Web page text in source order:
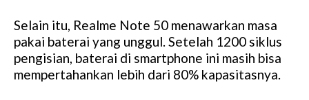
Selain itu, Realme Note 50 menawarkan masa
pakai baterai yang unggul. Setelah 1200 siklus
pengisian, baterai di smartphone ini masih bisa
mempertahankan lebih dari 80% kapasitasnya.